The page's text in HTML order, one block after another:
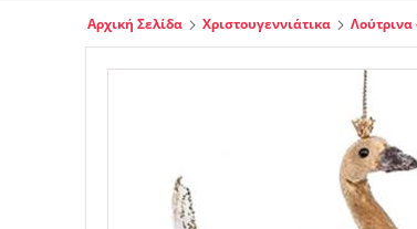
Αρχική Σελίδα Χριστουγεννιάτικα Λούτρινα